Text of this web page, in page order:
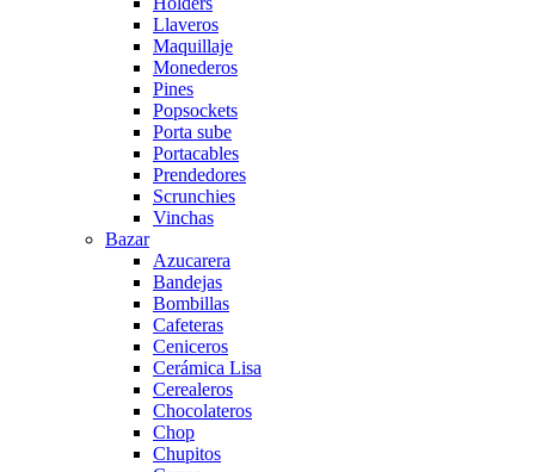
Llaveros
Maquillaje
Monederos
Pines
Popsockets
Porta sube
Portacables
Prendedores
Scrunchies
Vinchas
Bazar
Azucarera
Bandejas
Bombillas
Cafeteras
Ceniceros
Cerámica Lisa
Cerealeros
Chocolateros
Chop
Chupitos